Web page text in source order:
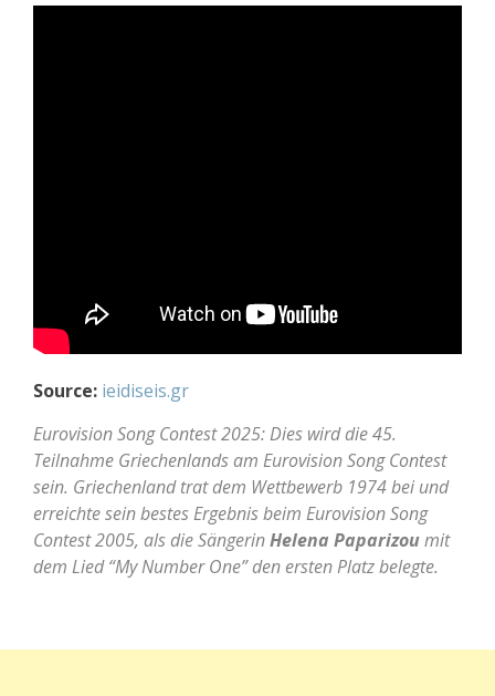
Source: ieidiseis.gr
Eurovision Song Contest 2025:Dies wird die45.
Teilnahme Griechenlands am Eurovision Song Contest
sein. Griechenland trat dem Wettbewerb 1974 bei und
erreichte seinbestes Ergebnis beim Eurovision Song
Contest 2005, als die SängerinHelena Paparizoumit
dem Lied “My NumberOne” den erstenPlatz belegte.